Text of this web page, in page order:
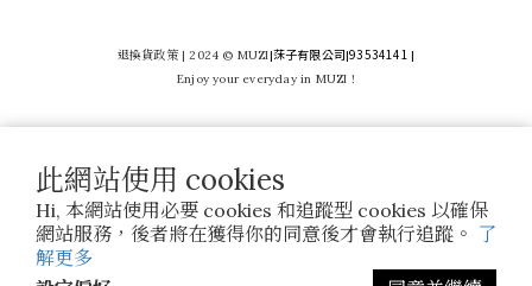
此網站使用 cookies
Hi, 本網站使用必要 cookies 和追蹤型 cookies 以確保
網站服務，後者將在獲得你的同意後才會執行追蹤。 了
解更多
退換貨政策| 2024 © MUZI|莯子有限公司|93534141|
Enjoy your everyday in MUZI !